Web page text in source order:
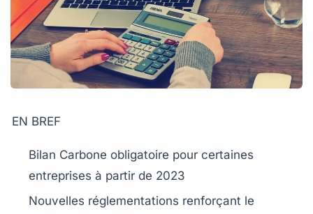
EN BREF
Bilan Carbone obligatoire pour certaines
entreprises à partir de 2023
Nouvelles réglementations renforçant le